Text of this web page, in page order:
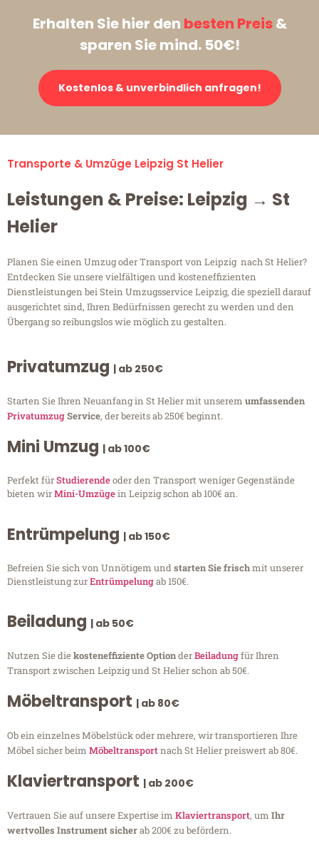
Erhalten Sie hier den besten Preis&
sparen Sie mind. 50€!
Kostenlos & unverbindlich anfragen!
Transporte & Umzüge Leipzig St Helier
Leistungen & Preise: Leipzig → St
Helier
Planen Sie einen Umzug oder Transport von Leipzig nach St Helier?
Entdecken Sie unsere vielfältigen und kosteneffizienten
Dienstleistungen bei Stein Umzugsservice Leipzig, die speziell darauf
ausgerichtet sind, Ihren Bedürfnissen gerecht zu werden und den
Übergang so reibungslos wie möglich zu gestalten.
Privatumzug | ab 250€
Starten Sie Ihren Neuanfang in St Helier mit unserem umfassenden
PrivatumzugService, der bereits ab 250€ beginnt.
Mini Umzug | ab 100€
Perfekt fürStudierendeoder den Transport weniger Gegenstände
bieten wirMini-Umzügein Leipzig schon ab 100€ an.
Entrümpelung | ab 150€
Befreien Sie sich von Unnötigem undstarten Sie frischmit unserer
Dienstleistung zurEntrümpelungab 150€.
Beiladung | ab 50€
Nutzen Sie diekosteneffiziente OptionderBeiladungfür Ihren
Transport zwischen Leipzig und St Helier schon ab 50€.
Möbeltransport | ab 80€
Ob ein einzelnes Möbelstück oder mehrere, wir transportieren Ihre
Möbel sicher beim Möbeltransportnach St Helier preiswert ab 80€.
Klaviertransport | ab 200€
Vertrauen Sie auf unsere Expertise im Klaviertransport, um Ihr
wertvolles Instrument sicherab 200€ zu befördern.